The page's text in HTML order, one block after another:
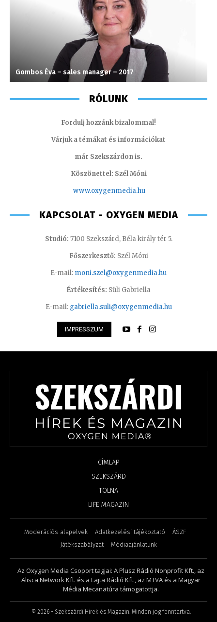
Gombos Éva – sales manager – 2017
RÓLUNK
Fordulj hozzánk bizalommal!
Várjuk a témákat és információkat
már Szekszárdon is.
Köszönettel: Szél Móni
www.oxygenmedia.hu
KAPCSOLAT - OXYGEN MEDIA
Studió: 7100 Szekszárd, Béla király tér 5.
Főszerkesztő: Szél Móni
E-mail: moni.szel@oxygenmedia.hu
Értékesítés: Süli Gabriella
E-mail: gabriella.suli@oxygenmedia.hu
IMPRESSZUM
CÍMLAP
SZEKSZÁRD
TOLNA
LIFE MAGAZIN
Moderációs alapelvek Adatkezelési tájékoztató
ÁSZF
Játékszabályzat
Médiaajánlatunk
Az Oxygen Media Csoport tagjai: A Plusz Rádió Nonprofit Kft., az
Alisca Network Kft. és a Lajta Rádió Kft., az MTVA és a Magyar
Média Mecanatúra támogatottja.
© 2026- Szekszárdi Hírek és Magazin. Minden jog fenntartva.